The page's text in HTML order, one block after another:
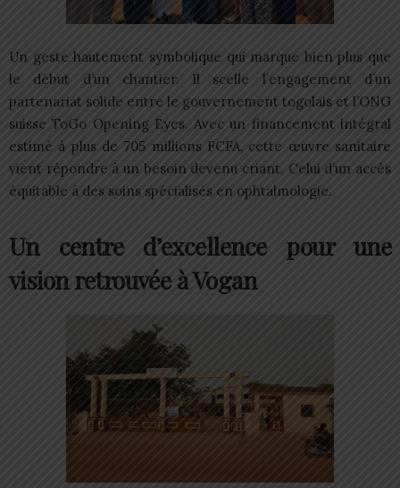
Un geste hautement symbolique qui marque bien plus que
le début d’un chantier. Il scelle l’engagement d’un
partenariat solide entre le gouvernement togolais et l’ONG
suisse ToGo Opening Eyes. Avec un financement intégral
estimé à plus de 705 millions FCFA, cette œuvre sanitaire
vient répondre à un besoin devenu criant. Celui d’un accès
équitable à des soins spécialisés en ophtalmologie.
Un centre d’excellence pour une
vision retrouvée à Vogan